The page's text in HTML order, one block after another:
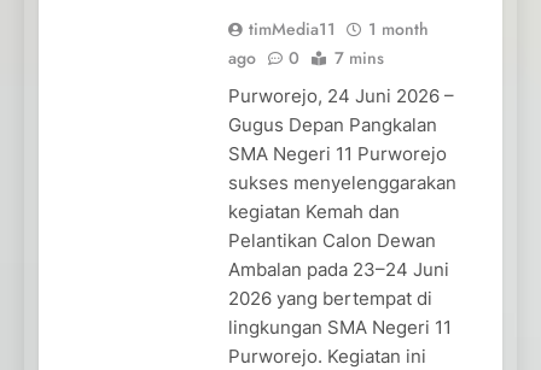
timMedia11
1 month
ago
0 7 mins
Purworejo, 24 Juni 2026 –
Gugus Depan Pangkalan
SMA Negeri 11 Purworejo
sukses menyelenggarakan
kegiatan Kemah dan
Pelantikan Calon Dewan
Ambalan pada 23–24 Juni
2026 yang bertempat di
lingkungan SMA Negeri 11
Purworejo. Kegiatan ini